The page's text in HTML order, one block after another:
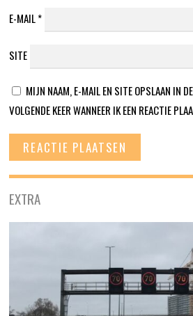
E-MAIL*
SITE
MIJN NAAM, E-MAIL EN SITE OPSLAAN IN
VOLGENDE KEER WANNEER IK EEN REACTIE
EXTRA